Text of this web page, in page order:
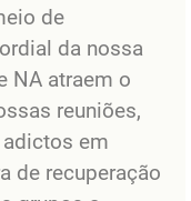
de
da nossa
NA atraem o
reuniões,
em
de recuperação